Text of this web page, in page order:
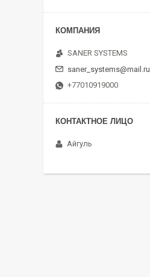
SANER SYSTEMS
saner_systems@mail.ru
+77010919000
Айгуль